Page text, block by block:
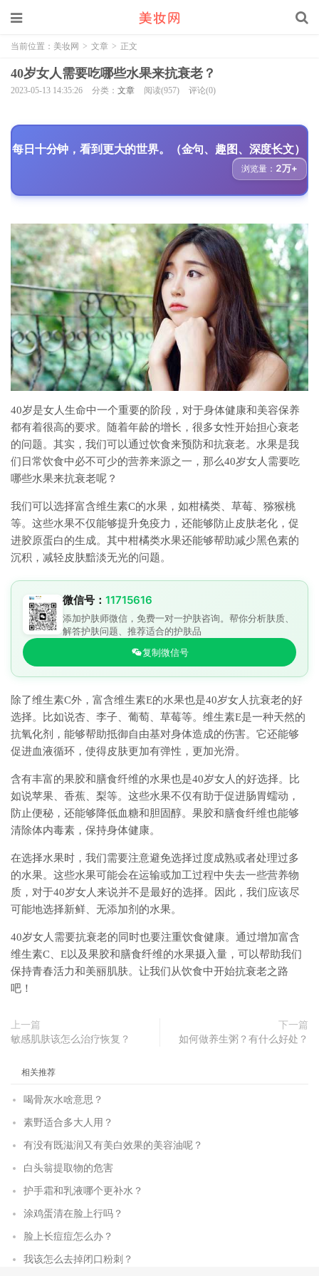
当前位置： 美妆网 > 文章 > 正文
40岁女人需要吃哪些水果来抗衰老？
2023-05-13 14:35:26 分类： 文章 阅读(957) 评论(0)
每日十分钟，看到更大的世界。（金句、趣图、深度长文）
浏览量： 2万+
40岁是女人生命中一个重要的阶段，对于身体健康和美容保养
都有着很高的要求。随着年龄的增长，很多女性开始担心衰老
的问题。其实，我们可以通过饮食来预防和抗衰老。水果是我
们日常饮食中必不可少的营养来源之一，那么40岁女人需要吃
哪些水果来抗衰老呢？
我们可以选择富含维生素C的水果，如柑橘类、草莓、猕猴桃
等。这些水果不仅能够提升免疫力，还能够防止皮肤老化，促
进胶原蛋白的生成。其中柑橘类水果还能够帮助减少黑色素的
沉积，减轻皮肤黯淡无光的问题。
微信号： 11715616
添加护肤师微信，免费一对一护肤咨询。帮你分析肤质、
解答护肤问题、推荐适合的护肤品
复制微信号
除了维生素C外，富含维生素E的水果也是40岁女人抗衰老的好
选择。比如说杏、李子、葡萄、草莓等。维生素E是一种天然的
抗氧化剂，能够帮助抵御自由基对身体造成的伤害。它还能够
促进血液循环，使得皮肤更加有弹性，更加光滑。
含有丰富的果胶和膳食纤维的水果也是40岁女人的好选择。比
如说苹果、香蕉、梨等。这些水果不仅有助于促进肠胃蠕动，
防止便秘，还能够降低血糖和胆固醇。果胶和膳食纤维也能够
清除体内毒素，保持身体健康。
在选择水果时，我们需要注意避免选择过度成熟或者处理过多
的水果。这些水果可能会在运输或加工过程中失去一些营养物
质，对于40岁女人来说并不是最好的选择。因此，我们应该尽
可能地选择新鲜、无添加剂的水果。
40岁女人需要抗衰老的同时也要注重饮食健康。通过增加富含
维生素C、E以及果胶和膳食纤维的水果摄入量，可以帮助我们
保持青春活力和美丽肌肤。让我们从饮食中开始抗衰老之路
吧！
上一篇
敏感肌肤该怎么治疗恢复？
下一篇
如何做养生粥？有什么好处？
相关推荐
喝骨灰水啥意思？
素野适合多大人用？
有没有既滋润又有美白效果的美容油呢？
白头翁提取物的危害
护手霜和乳液哪个更补水？
涂鸡蛋清在脸上行吗？
脸上长痘痘怎么办？
我该怎么去掉闭口粉刺？